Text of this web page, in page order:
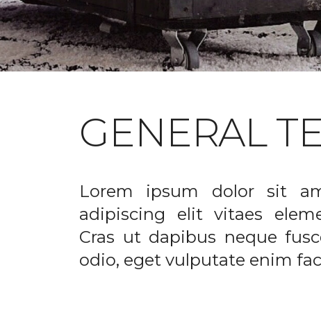
GENERAL
Lorem ipsum dolor sit
adipiscing elit vitaes
Cras ut dapibus neque
odio, eget vulputate enim